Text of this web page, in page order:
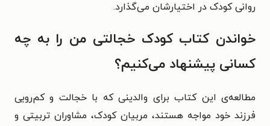
روانی کودک در اختیارشان می‌گذارد.
خواندن کتاب کودک خجالتی من را به چه
کسانی پیشنهاد می‌کنیم؟
مطالعه‌ی این کتاب برای والدینی که با خجالت و کم‌رویی
فرزند خود مواجه‌ هستند، مربیان کودک، مشاوران تربیتی و